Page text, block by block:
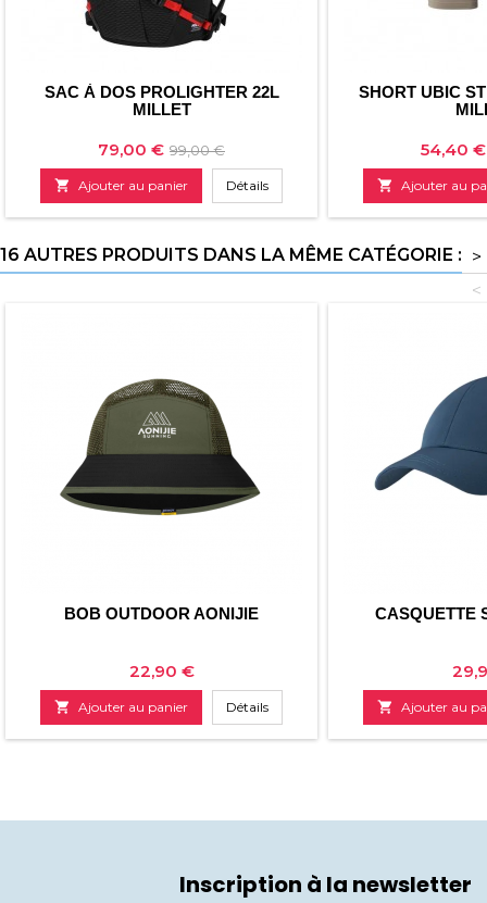
SAC À DOS PROLIGHTER 22L
MILLET
Prix
79,00 € Prix
de
base
99,00 €
 Ajouter au panier Détails
SHORT UBIC
Prix
54,40 €
 Ajouter au
16 AUTRES PRODUITS DANS LA MÊME CATÉGORIE : >
<
BOB OUTDOOR AONIJIE
Prix
22,90 €
 Ajouter au panier Détails
CASQUETTE
Prix
 Ajouter au
Inscription à la newsletter